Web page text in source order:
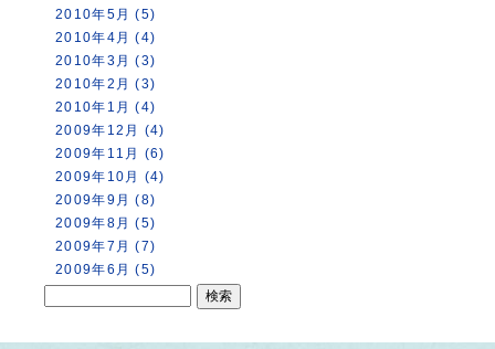
2010年5月 (5)
2010年4月 (4)
2010年3月 (3)
2010年2月 (3)
2010年1月 (4)
2009年12月 (4)
2009年11月 (6)
2009年10月 (4)
2009年9月 (8)
2009年8月 (5)
2009年7月 (7)
2009年6月 (5)